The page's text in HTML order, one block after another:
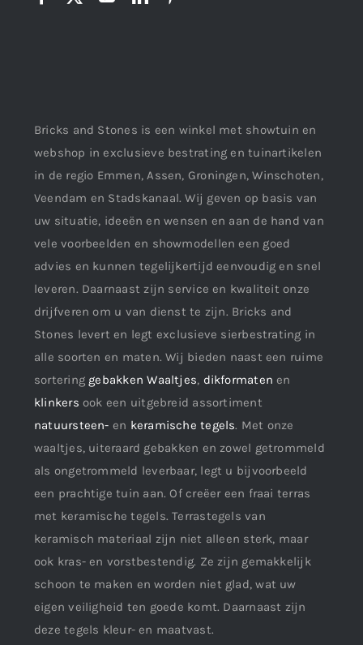
Bricks and Stones is een winkel met showtuin en
webshop in exclusieve bestrating en tuinartikelen
in de regio Emmen, Assen, Groningen, Winschoten,
Veendam en Stadskanaal. Wij geven op basis van
uw situatie, ideeën en wensen en aan de hand van
vele voorbeelden en showmodellen een goed
advies en kunnen tegelijkertijd eenvoudig en snel
leveren. Daarnaast zijn service en kwaliteit onze
drijfveren om u van dienst te zijn. Bricks and
Stones levert en legt exclusieve sierbestrating in
alle soorten en maten. Wij bieden naast een ruime
sortering gebakken Waaltjes, dikformaten en
klinkers ook een uitgebreid assortiment
natuursteen- en keramische tegels. Met onze
waaltjes, uiteraard gebakken en zowel getrommeld
als ongetrommeld leverbaar, legt u bijvoorbeeld
een prachtige tuin aan. Of creëer een fraai terras
met keramische tegels. Terrastegels van
keramisch materiaal zijn niet alleen sterk, maar
ook kras- en vorstbestendig. Ze zijn gemakkelijk
schoon te maken en worden niet glad, wat uw
eigen veiligheid ten goede komt. Daarnaast zijn
deze tegels kleur- en maatvast.